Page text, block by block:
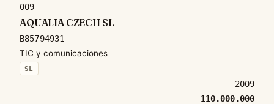
009
AQUALIA CZECH SL
B85794931
TIC y comunicaciones
SL
2009
110.000.000